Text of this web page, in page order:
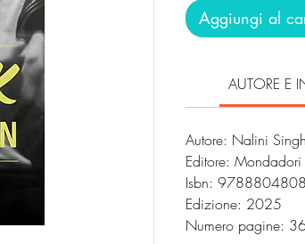
Aggiungi al
AUTORE E
Autore: Nalini
Editore: Mondadori
Isbn:
Edizione: 2025
Numero pagine: